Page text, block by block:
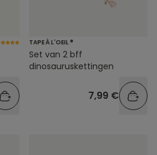
TAPE À L'OEIL ®
Set van 2 bff
dinosauruskettingen
7,99 €